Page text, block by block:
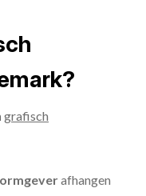
grafisch
afhangen